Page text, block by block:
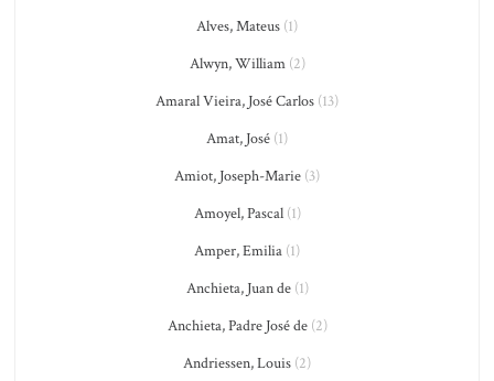
Alves, Mateus (1)
Alwyn, William(2)
Amaral Vieira, José Carlos (13)
Amat, José (1)
Amiot, Joseph-Marie (3)
Amoyel, Pascal(1)
Amper, Emilia (1)
Anchieta, Juan de(1)
Anchieta, Padre José de(2)
Andriessen, Louis (2)